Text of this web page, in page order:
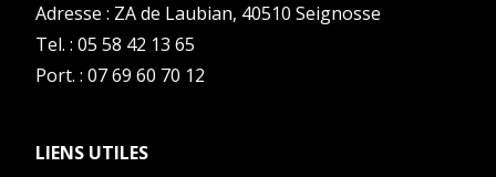
Adresse : ZA de Laubian, 40510 Seignosse
Tel. : 05 58 42 13 65
Port. : 07 69 60 70 12
LIENS UTILES